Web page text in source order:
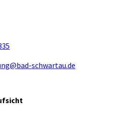
schwartau.de